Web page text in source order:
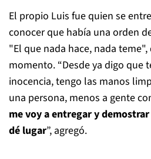
El propio Luis fue quien se
conocer que había una orden
"El que nada hace, nada teme",
momento. “Desde ya digo que
inocencia, tengo las manos
una persona, menos a gente
me voy a entregar y
dé lugar”, agregó.